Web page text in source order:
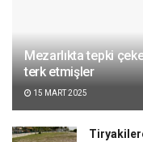
Mezarlıkta tepki
terk etmişler
15 MART 2025